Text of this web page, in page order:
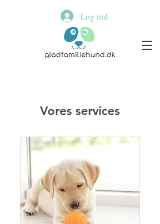
Log ind
Vores services